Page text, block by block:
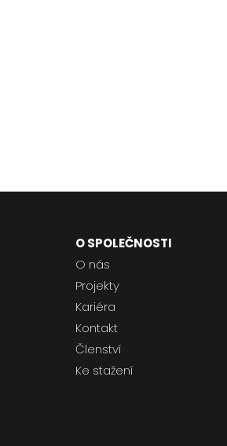
O SPOLEČNOSTI
O nás
Projekty
Kariéra
Kontakt
Členství
Ke stažení